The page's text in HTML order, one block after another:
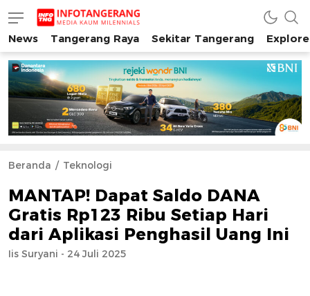
INFO TANGERANG
Media Kaum Millenials Tangerang Raya
News Tangerang Raya Sekitar Tangerang
Beranda Teknologi
MANTAP! Dapat Saldo DANA
Gratis Rp123 Ribu Setiap Hari
dari Aplikasi Penghasil Uang Ini
Iis Suryani - 24 Juli 2025